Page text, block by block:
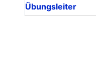
Übungsleiter